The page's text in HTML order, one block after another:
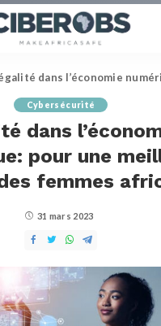
dans l’économie numérique: pour une meilleure inclusion
Cybersécurité
dans
pour une
femmes
31 mars 2023